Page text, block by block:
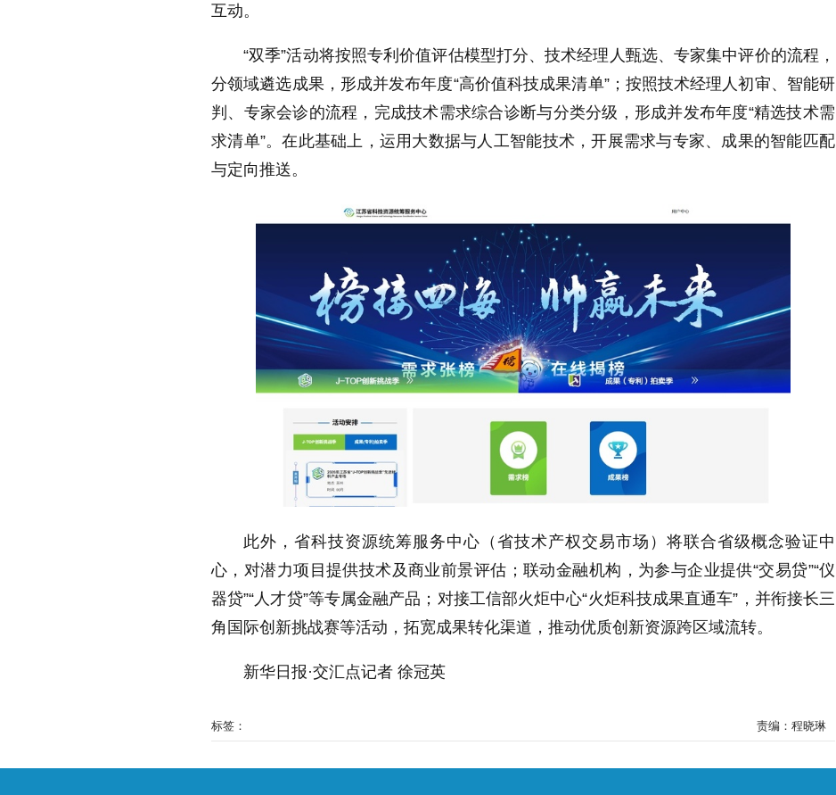
互动。
“双季”活动将按照专利价值评估模型打分、技术经理人甄选、专家集中评价的流程，
分领域遴选成果，形成并发布年度“高价值科技成果清单”；按照技术经理人初审、智能研
判、专家会诊的流程，完成技术需求综合诊断与分类分级，形成并发布年度“精选技术需
求清单”。在此基础上，运用大数据与人工智能技术，开展需求与专家、成果的智能匹配
与定向推送。
此外，省科技资源统筹服务中心（省技术产权交易市场）将联合省级概念验证中
心，对潜力项目提供技术及商业前景评估；联动金融机构，为参与企业提供“交易贷”“仪
器贷”“人才贷”等专属金融产品；对接工信部火炬中心“火炬科技成果直通车”，并衔接长三
角国际创新挑战赛等活动，拓宽成果转化渠道，推动优质创新资源跨区域流转。
新华日报·交汇点记者 徐冠英
标签： 责编：程晓琳